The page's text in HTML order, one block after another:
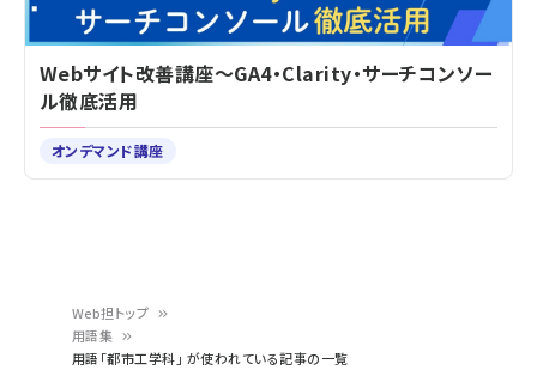
Web担トップ
用語集
用語「都市工学科」 が使われている記事の一覧
Webサイト改善講座～GA4・Clarity・サーチコンソー
ル徹底活用
オンデマンド講座